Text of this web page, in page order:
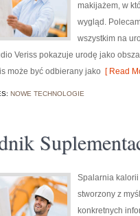
makijażem, w
wygląd.
wszystkim na
Veriss pokazuje urodę jako
może być odbierany jako [ Read
NOWE TECHNOLOGIE
Spalarnia
stworzony z
konkretnych